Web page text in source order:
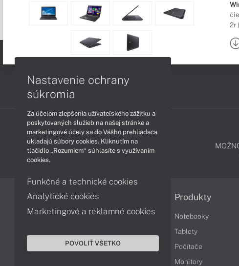
2r
PODPORA A SERVIS
Informácie
Obchodné podmienky
Ochrana osobných údajov
Produkty
Notebooky
Tablety
Počítače
Monitory
Nastavenie ochrany
súkromia
Za účelom zlepšenia užívateľského zážitku a
poskytovaných služieb na našej stránke a
marketingové účely sa do Vášho prehliadača
ukladajú súbory cookies. Kliknutím na
tlačidlo „Rozumiem“ súhlasíte s využívaním
cookies.
Funkčné a technické cookies
Analytické cookies
Marketingové a reklamné cookies
POVOLIŤ VŠETKO